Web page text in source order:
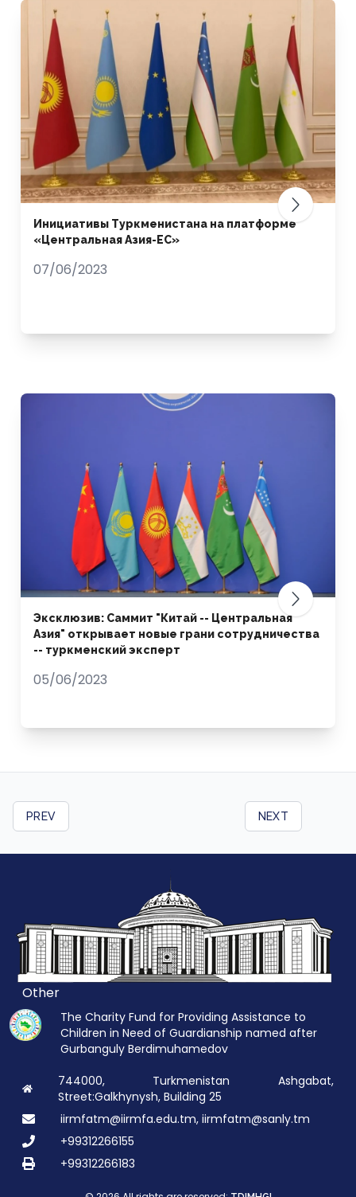
Инициативы Туркменистана на платформе
«Центральная Азия-ЕС»
07/06/2023
Эксклюзив: Саммит "Китай -- Центральная
Азия" открывает новые грани сотрудничества
-- туркменский эксперт
05/06/2023
PREV NEXT
Other
The Charity Fund for Providing Assistance to
Children in Need of Guardianship named after
Gurbanguly Berdimuhamedov
744000, Turkmenistan Ashgabat,
Street:Galkhynysh, Building 25
iirmfatm@iirmfa.edu.tm, iirmfatm@sanly.tm
+99312266155
+99312266183